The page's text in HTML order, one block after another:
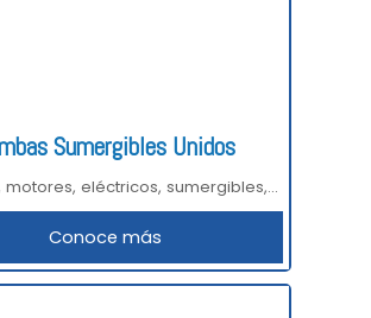
Sumergibles Unidos
eléctricos, sumergibles,...
Conoce más